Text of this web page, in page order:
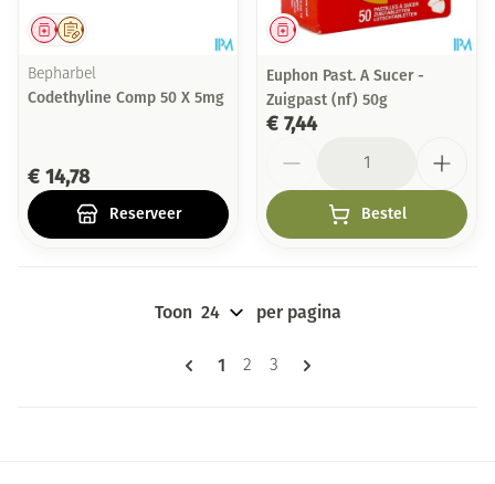
Op voorschrift
Geneesmiddel
Bepharbel
Codethyline Comp 50 X 5mg
€ 14,78
Reserveer
Geneesmiddel
Euphon Past. A Sucer -
Zuigpast (nf) 50g
€ 7,44
Bestel
Pagina's
U lees momenteel pagina
1 Pagina
2 Pagina
3
Toon per pagina